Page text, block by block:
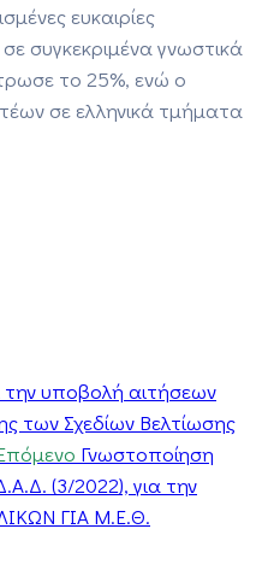
ευκαιρίες
συγκεκριμένα γνωστικά
το 25%, ενώ ο
σε ελληνικά τμήματα
υποβολή αιτήσεων
των Σχεδίων Βελτίωσης
Γνωστοποίηση
(3/2022), για την
ΓΙΑ Μ.Ε.Θ.